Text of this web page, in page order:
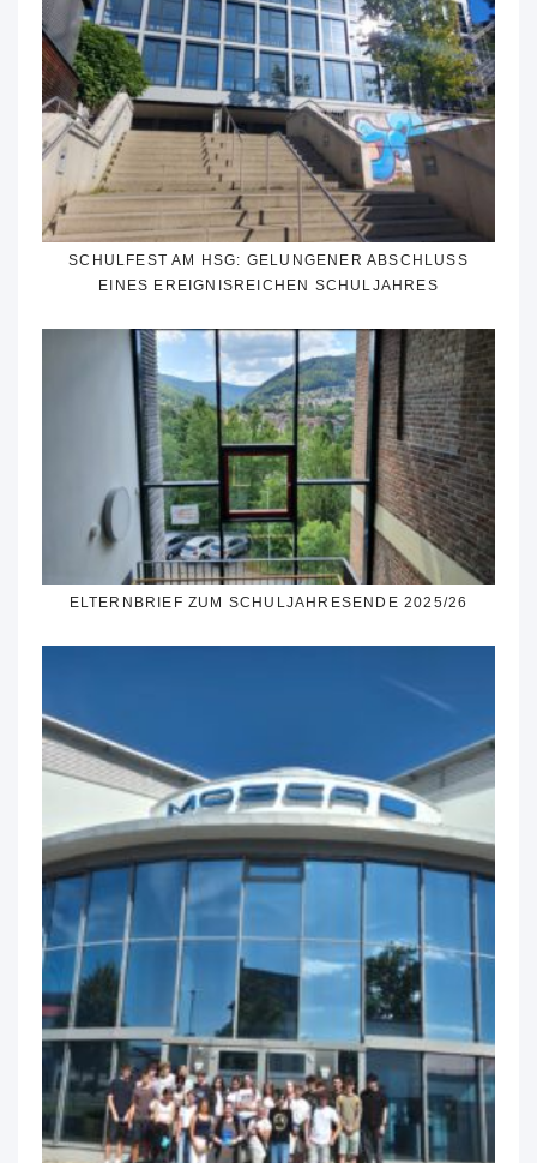
SCHULFEST AM HSG: GELUNGENER ABSCHLUSS
EINES EREIGNISREICHEN SCHULJAHRES
ELTERNBRIEF ZUM SCHULJAHRESENDE 2025/26